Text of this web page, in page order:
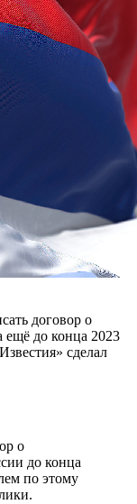
договор о
ещё до конца 2023
сделал
о
до конца
по этому